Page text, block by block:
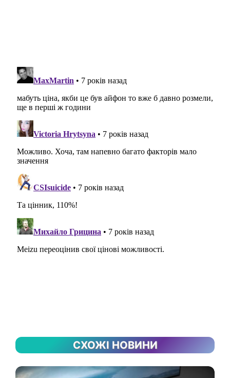
СХОЖІ НОВИНИ